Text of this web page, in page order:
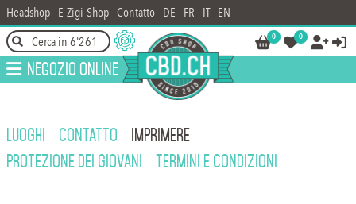
Headshop E-Zigi-Shop Contatto DE FR IT EN
0 0  
Negozio online
LUOGHI CONTATTO
IMPRIMERE
PROTEZIONE DEI GIOVANI
TERMINI E CONDIZIONI